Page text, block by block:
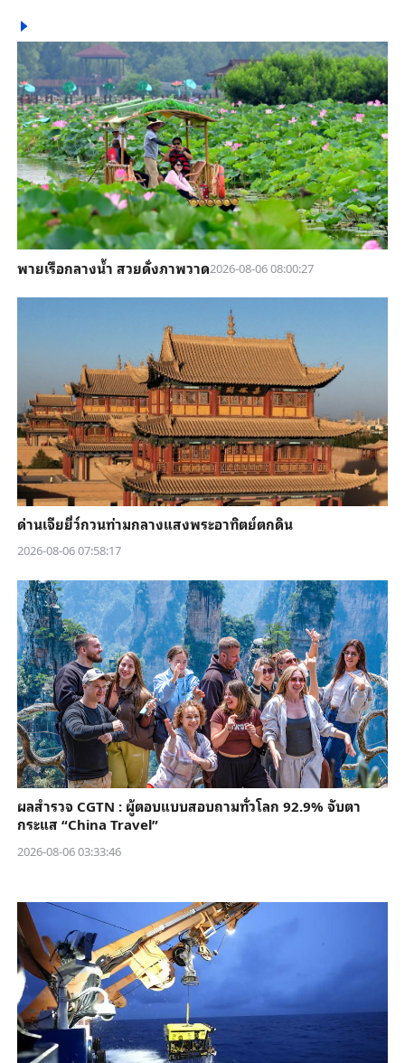
พายเรือกลางน้ำ สวยดั่งภาพวาด2026-08-06 08:00:27
ด่านเจียยี่ว์กวนท่ามกลางแสงพระอาทิตย์ตกดิน
2026-08-06 07:58:17
ผลสำรวจ CGTN : ผู้ตอบแบบสอบถามทั่วโลก 92.9% จับตา
กระแส “China Travel”
2026-08-06 03:33:46